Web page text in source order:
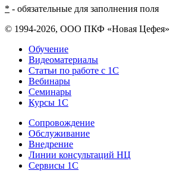
* - обязательные для заполнения поля
© 1994-2026, ООО ПКФ «Новая Цефея»
Обучение
Видеоматериалы
Статьи по работе с 1С
Вебинары
Семинары
Курсы 1С
Сопровождение
Обслуживание
Внедрение
Линии консультаций НЦ
Сервисы 1С